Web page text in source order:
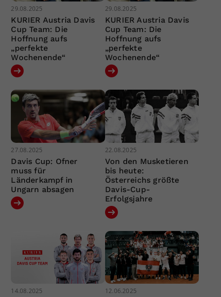
29.08.2025
KURIER Austria Davis
Cup Team: Die
Hoffnung aufs
„perfekte
Wochenende“
29.08.2025
KURIER Austria Davis
Cup Team: Die
Hoffnung aufs
„perfekte
Wochenende“
27.08.2025
Davis Cup: Ofner
muss für
Länderkampf in
Ungarn absagen
22.08.2025
Von den Musketieren
bis heute:
Österreichs größte
Davis-Cup-
Erfolgsjahre
14.08.2025 12.06.2025